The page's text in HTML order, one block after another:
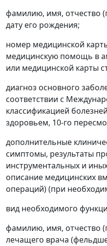
фамилию, имя, отчество
дату его рождения;
номер медицинской
медицинскую помощь в
или медицинской карты
диагноз основного
соответствии с
классификацией
здоровьем, 10-го
дополнительные
симптомы, результаты
инструментальных и
описание медицинских
операций) (при
вид необходимого
фамилию, имя, отчество
лечащего врача